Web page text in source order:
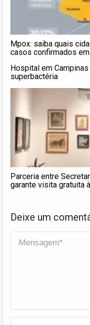
Mpox: saiba quais
casos confirmados
Hospital em
superbactéria
Parceria entre
garante visita gratuita
Deixe um